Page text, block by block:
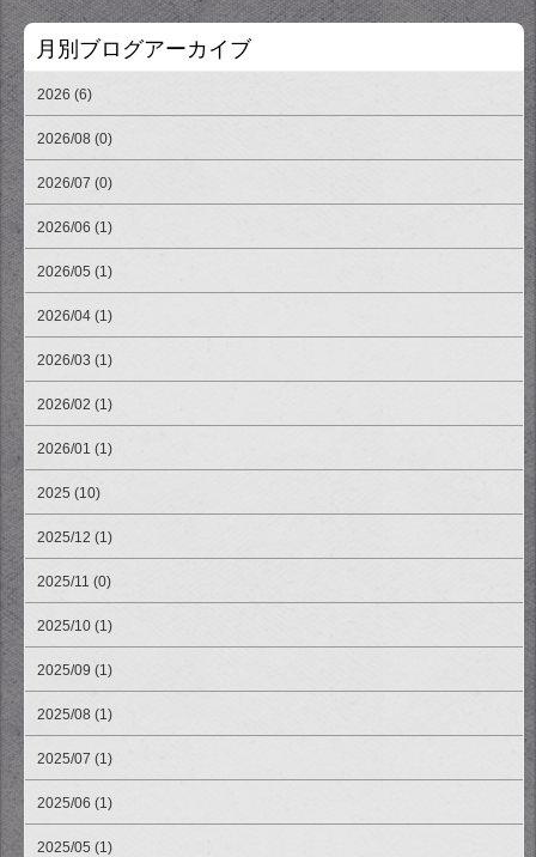
月別ブログアーカイブ
2026 (6)
2026/08 (0)
2026/07 (0)
2026/06 (1)
2026/05 (1)
2026/04 (1)
2026/03 (1)
2026/02 (1)
2026/01 (1)
2025 (10)
2025/12 (1)
2025/11 (0)
2025/10 (1)
2025/09 (1)
2025/08 (1)
2025/07 (1)
2025/06 (1)
2025/05 (1)